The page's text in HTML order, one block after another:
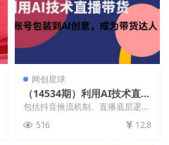
网创星球
（14534期）利用AI技术直播
带货：从账号包装到AI创
意，成为带货达人
包括抖音推流机制、直播底层逻
实操、蝉妈妈工具使用，...
516 12.8